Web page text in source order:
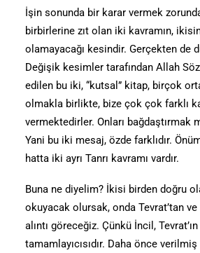
İşin sonunda bir karar vermek
birbirlerine zıt olan iki kavramın,
olamayacağı kesindir. Gerçekten de
Değişik kesimler tarafından Allah
edilen bu iki, “kutsal” kitap, birçok
olmakla birlikte, bize çok çok farklı
vermektedirler. Onları bağdaştırmak
Yani bu iki mesaj, özde farklıdır.
hatta iki ayrı Tanrı kavramı vardır.
Buna ne diyelim? İkisi birden doğru
okuyacak olursak, onda Tevrat’tan ve
alıntı göreceğiz. Çünkü İncil,
tamamlayıcısıdır. Daha önce